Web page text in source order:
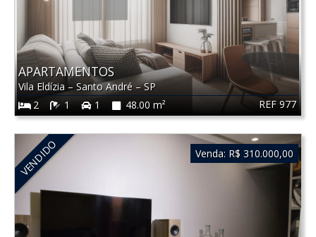
REF 977
APARTAMENTOS
Vila Eldízia –Santo André–SP
2
1 1 48.00 m²
VENDIDO Venda: R$ 310.000,00